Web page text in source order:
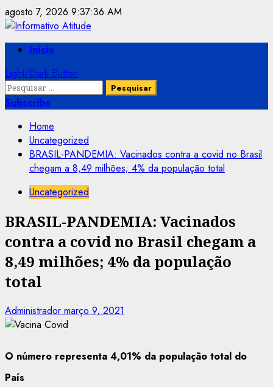
Skip
to
content
agosto 7, 2026 9:37:37 AM
PrimaryInício
Light/Dark Button
Pesquisar
por:
Subscribe
Home
Uncategorized
BRASIL-PANDEMIA: Vacinados contra a covid no Brasil
chegam a 8,49 milhões; 4% da população total
Uncategorized
BRASIL-PANDEMIA: Vacinados
contra a covid no Brasil chegam a
8,49 milhões; 4% da população
total
Administrador março 9, 2021
O número representa 4,01% da população total do
País